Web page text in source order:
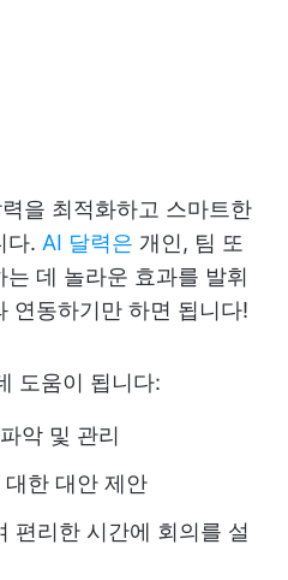
을 최적화하고 스마트한
다. AI 달력은 개인, 팀 또
데 놀라운 효과를 발휘
연동하기만 하면 됩니다!
도움이 됩니다:
악 및 관리
한 대안 제안
편리한 시간에 회의를 설